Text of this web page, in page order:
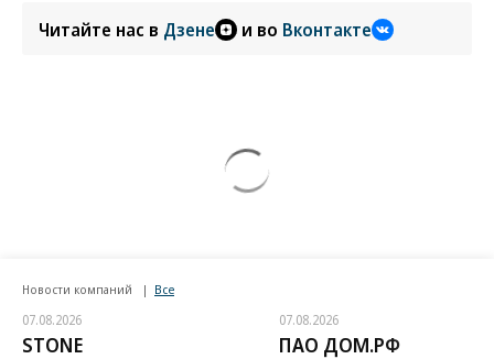
Читайте нас в Дзене и во Вконтакте
Новости компаний Все
07.08.2026
STONE
07.08.2026
ПАО ДОМ.РФ